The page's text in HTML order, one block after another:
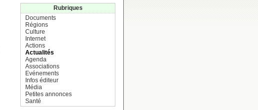
Rubriques
Documents
Régions
Culture
Internet
Actions
Actualités
Agenda
Associations
Evénements
Infos éditeur
Média
Petites annonces
Santé